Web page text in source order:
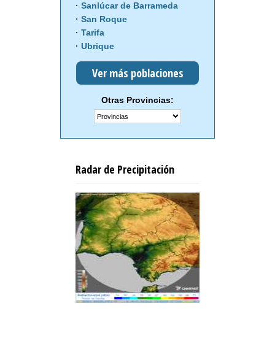
Sanlúcar de Barrameda
San Roque
Tarifa
Ubrique
Ver más poblaciones
Otras Provincias:
Radar de Precipitación